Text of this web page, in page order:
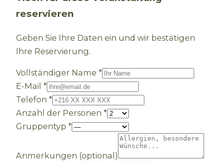
reservieren
Geben Sie Ihre Daten ein und wir bestätigen
Ihre Reservierung.
Vollständiger Name *
E-Mail *
Telefon *
Anzahl der Personen *
Gruppentyp *
Anmerkungen (optional)